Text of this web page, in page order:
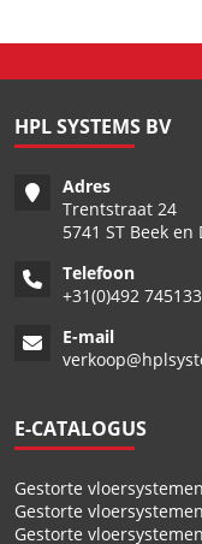
HPL SYSTEMS BV
Adres
Trentstraat 24
5741 ST Beek en
Telefoon
+31(0)492 745133
E-mail
E-CATALOGUS
Gestorte
Gestorte
Gestorte